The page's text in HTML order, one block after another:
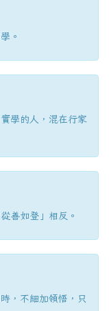
。
學的人，混在行家
善如登」相反。
，不細加領悟，只